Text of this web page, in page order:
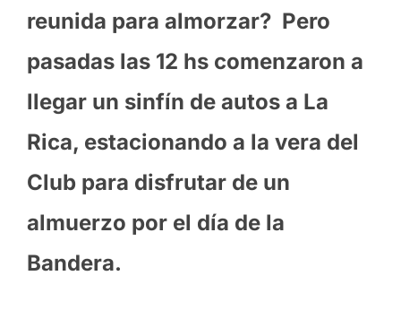
reunida para almorzar? Pero
pasadas las 12 hs comenzaron a
llegar un sinfín de autos a La
Rica, estacionando a la vera del
Club para disfrutar de un
almuerzo por el día de la
Bandera.